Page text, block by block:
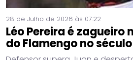
28 de Julho de 2026 às 07:22
Léo Pereira é zagueiro
do Flamengo no século